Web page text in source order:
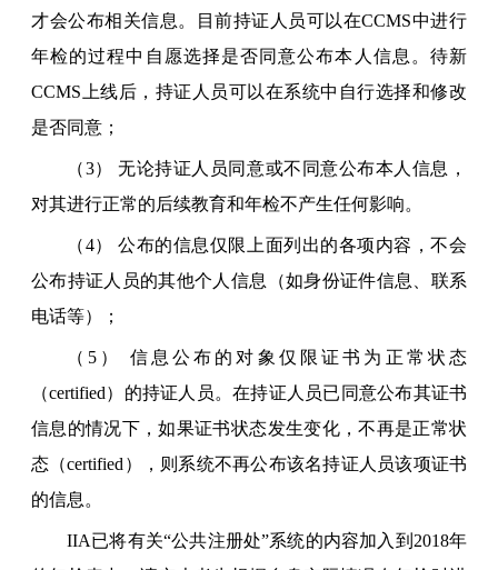
才会公布相关信息。目前持证人员可以在CCMS中进行
年检的过程中自愿选择是否同意公布本人信息。待新
CCMS上线后，持证人员可以在系统中自行选择和修改
是否同意；
（3） 无论持证人员同意或不同意公布本人信息，
对其进行正常的后续教育和年检不产生任何影响。
（4） 公布的信息仅限上面列出的各项内容，不会
公布持证人员的其他个人信息（如身份证件信息、联系
电话等）；
（5） 信息公布的对象仅限证书为正常状态
（certified）的持证人员。在持证人员已同意公布其证书
信息的情况下，如果证书状态发生变化，不再是正常状
态（certified），则系统不再公布该名持证人员该项证书
的信息。
IIA已将有关“公共注册处”系统的内容加入到2018年